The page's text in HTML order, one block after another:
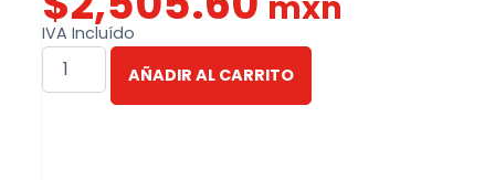
IVA Incluído
AÑADIR AL CARRITO